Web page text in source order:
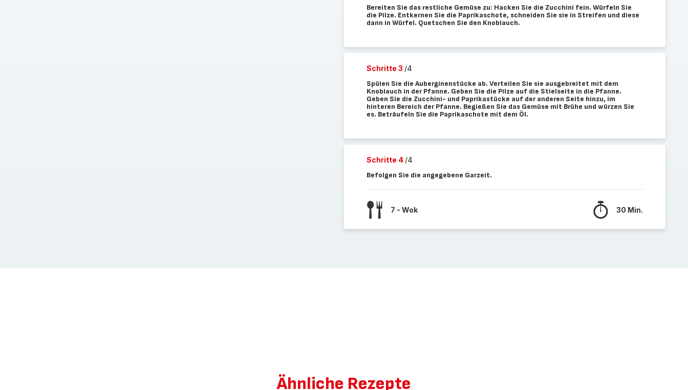
Bereiten Sie das restliche Gemüse zu: Hacken Sie die Zucchini fein. Würfeln Sie
die Pilze. Entkernen Sie die Paprikaschote, schneiden Sie sie in Streifen und diese
dann in Würfel. Quetschen Sie den Knoblauch.
Schritte 3 /4
Spülen Sie die Auberginenstücke ab. Verteilen Sie sie ausgebreitet mit dem
Knoblauch in der Pfanne. Geben Sie die Pilze auf die Stielseite in die Pfanne.
Geben Sie die Zucchini- und Paprikastücke auf der anderen Seite hinzu, im
hinteren Bereich der Pfanne. Begießen Sie das Gemüse mit Brühe und würzen Sie
es. Beträufeln Sie die Paprikaschote mit dem Öl.
Schritte 4 /4
Befolgen Sie die angegebene Garzeit.
7 - Wok 30 Min.
Ähnliche Rezepte